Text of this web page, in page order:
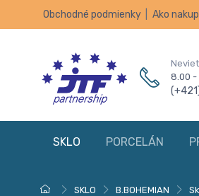
Obchodné podmienky Ako
8.00 -
SKLO PORCELÁN
SKLO B.BOHEMIAN